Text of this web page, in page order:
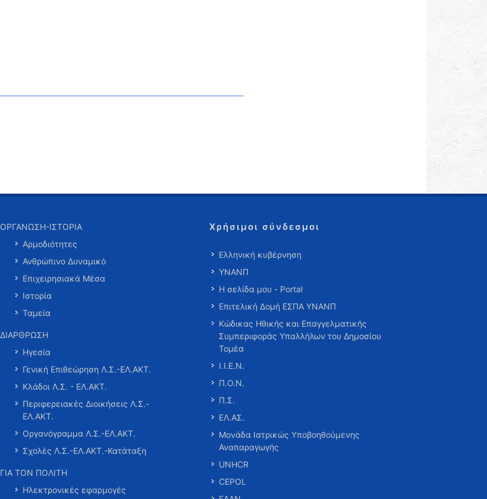
ΟΡΓΑΝΩΣΗ-ΙΣΤΟΡΙΑ
Αρμοδιότητες
Ανθρώπινο Δυναμικό
Επιχειρησιακά Μέσα
Ιστορία
Ταμεία
ΔΙΑΡΘΡΩΣΗ
Ηγεσία
Γενική Επιθεώρηση Λ.Σ.-ΕΛ.ΑΚΤ.
Κλάδοι Λ.Σ. - ΕΛ.ΑΚΤ.
Περιφερειακές Διοικήσεις Λ.Σ.-
ΕΛ.ΑΚΤ.
Οργανόγραμμα Λ.Σ.-ΕΛ.ΑΚΤ.
Σχολές Λ.Σ.-ΕΛ.ΑΚΤ.-Κατάταξη
ΓΙΑ ΤΟΝ ΠΟΛΙΤΗ
Ηλεκτρονικές εφαρμογές
Χρήσιμοι σύνδεσμοι
Ελληνική κυβέρνηση
ΥΝΑΝΠ
Η σελίδα μου - Portal
Επιτελική Δομή ΕΣΠΑ ΥΝΑΝΠ
Κώδικας Ηθικής και Επαγγελματικής
Συμπεριφοράς Υπαλλήλων του Δημοσίου
Τομέα
Ι.Ι.Ε.Ν.
Π.Ο.Ν.
Π.Σ.
ΕΛ.ΑΣ.
Μονάδα Ιατρικώς Υποβοηθούμενης
Αναπαραγωγής
UNHCR
CEPOL